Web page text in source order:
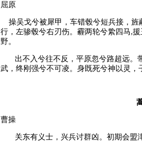
屈原
操吴戈兮被犀甲，车错毂兮短兵接，
行，左骖毂兮右刃伤。霾两轮兮絷四马,援
野。
出不入兮往不反，平原忽兮路超远。
武，终刚强兮不可凌。身既死兮神以灵，
曹操
关东有义士，兴兵讨群凶。初期会盟